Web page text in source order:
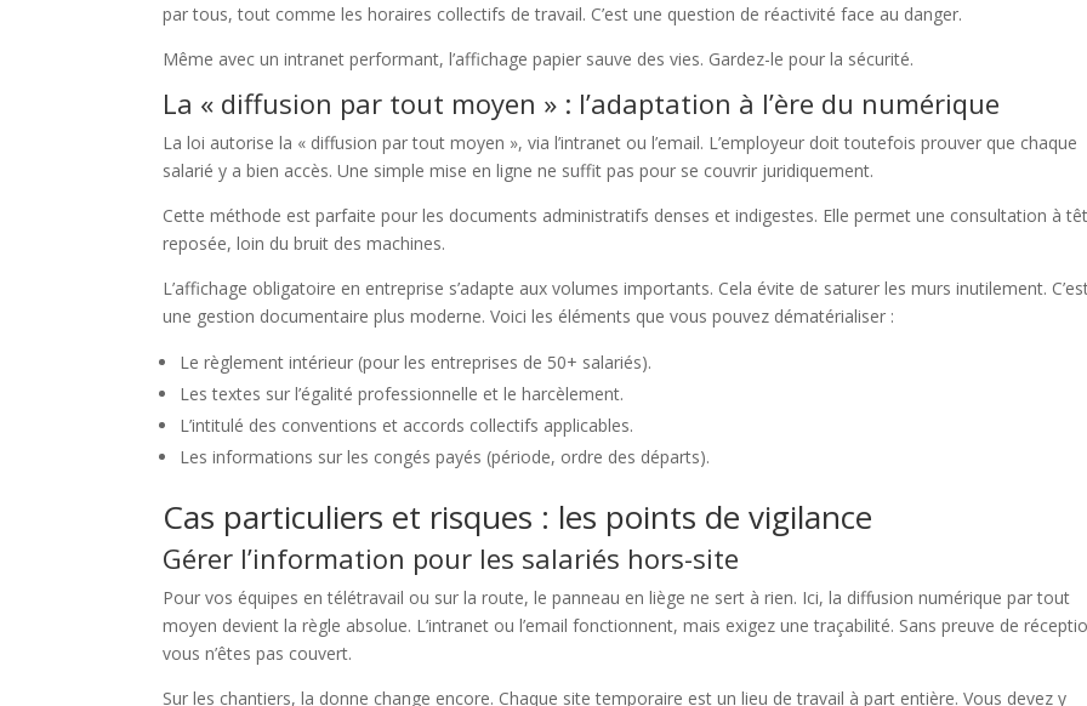
par tous, tout comme les horaires collectifs de travail. C’est une question de réactivité face au danger.
Même avec un intranet performant, l’affichage papier sauve des vies. Gardez-le pour la sécurité.
La « diffusion par tout moyen » : l’adaptation à l’ère du numérique
La loi autorise la « diffusion par tout moyen », via l’intranet ou l’email. L’employeur doit toutefois prouver que chaque
salarié y a bien accès. Une simple mise en ligne ne suffit pas pour se couvrir juridiquement.
Cette méthode est parfaite pour les documents administratifs denses et indigestes. Elle permet une consultation à
reposée, loin du bruit des machines.
L’affichage obligatoire en entreprise s’adapte aux volumes importants. Cela évite de saturer les murs inutilement.
une gestion documentaire plus moderne. Voici les éléments que vous pouvez dématérialiser :
Le règlement intérieur (pour les entreprises de 50+ salariés).
Les textes sur l’égalité professionnelle et le harcèlement.
L’intitulé des conventions et accords collectifs applicables.
Les informations sur les congés payés (période, ordre des départs).
Cas particuliers et risques : les points de vigilance
Gérer l’information pour les salariés hors-site
Pour vos équipes en télétravail ou sur la route, le panneau en liège ne sert à rien. Ici, la diffusion numérique par tout
moyen devient la règle absolue. L’intranet ou l’email fonctionnent, mais exigez une traçabilité. Sans preuve de
vous n’êtes pas couvert.
Sur les chantiers, la donne change encore. Chaque site temporaire est un lieu de travail à part entière. Vous devez y